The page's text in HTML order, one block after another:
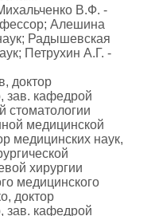
В.Ф. -
Алешина
Радышевская
Петрухин А.Г. -
доктор
зав. кафедрой
стоматологии
медицинской
медицинских наук,
хирургии
медицинского
доктор
зав. кафедрой